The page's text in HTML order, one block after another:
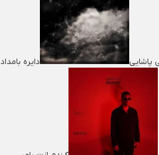
پاشایی دایره بامداد